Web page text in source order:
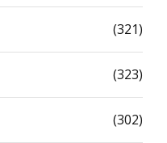
(321)
(323)
(302)